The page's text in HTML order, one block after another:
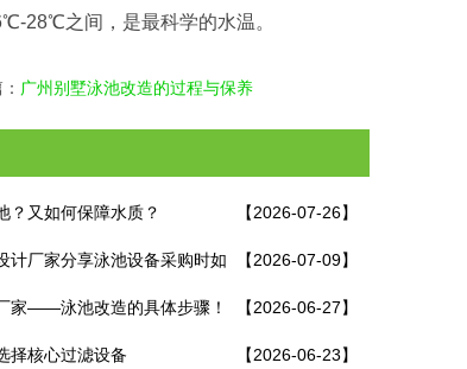
28℃之间，是最科学的水温。
广州别墅泳池改造的过程与保养
【2026-07-26】
？又如何保障水质？
【2026-07-09】
计厂家分享泳池设备采购时如
【2026-06-27】
家——泳池改造的具体步骤！
【2026-06-23】
择核心过滤设备